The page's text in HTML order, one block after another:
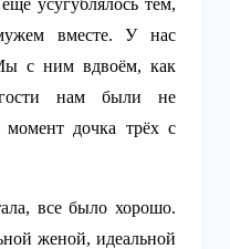
вместе. У нас
с ним вдвоём, как
гости нам были не
дочка трёх с
все было хорошо.
женой, идеальной